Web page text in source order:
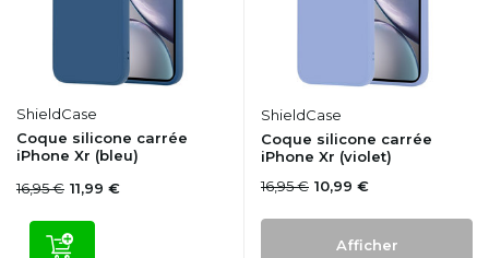
ShieldCase
Coque silicone carrée
iPhone Xr (bleu)
16,95 € 11,99 €
ShieldCase
Coque silicone carrée
iPhone Xr (violet)
16,95 € 10,99 €
Afficher